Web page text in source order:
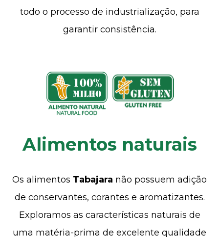
todo o processo de industrialização, para
garantir consistência.
Alimentos naturais
Os alimentos Tabajara não possuem adição
de conservantes, corantes e aromatizantes.
Exploramos as características naturais de
uma matéria-prima de excelente qualidade